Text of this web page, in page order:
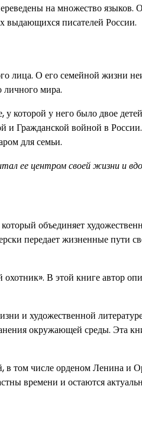
на множество языков.
выдающихся писателей России.
лица. О его семейной жизни
личного мира.
которой у него было двое
и Гражданской войной в
для семьи.
ее центром своей жизни и
объединяет
передает жизненные пути
В этой книге автор
и художественной
окружающей среды. Эта
числе орденом Ленина и
времени и остаются